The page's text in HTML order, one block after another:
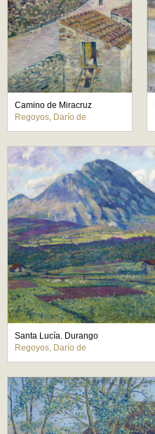
Camino de Miracruz
Regoyos, Darío de
Santa Lucía. Durango
Regoyos, Darío de